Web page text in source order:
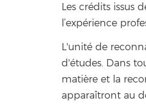
Les crédits issus
l’expérience
L'unité de
d'études. Dans
matière et la
apparaîtront au